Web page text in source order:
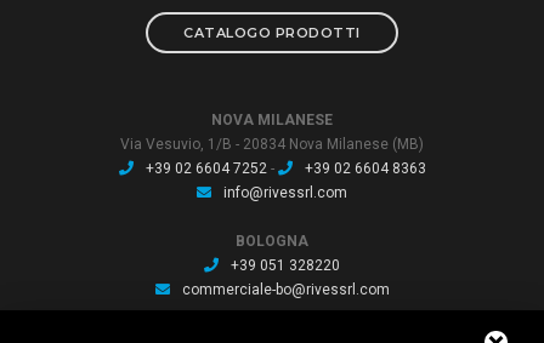
CATALOGO PRODOTTI
NOVA MILANESE
Via Vesuvio, 1/B - 20834 Nova Milanese (MB)
+39 02 6604 7252-
+39 02 6604 8363
info@rivessrl.com
BOLOGNA
+39 051 328220
commerciale-bo@rivessrl.com